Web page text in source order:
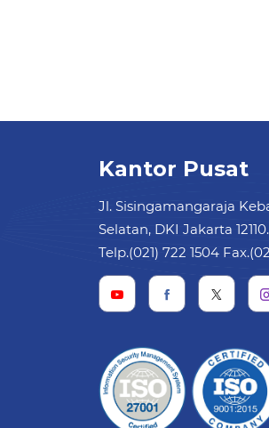
Kantor Pusat
Jl. Sisingamangaraja
Selatan, DKI Jakarta 12110.
Telp.(021) 722 1504